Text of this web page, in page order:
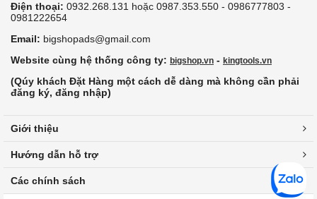
Điện thoại: 0932.268.131 hoặc 0987.353.550 - 0986777803 -
0981222654
Email: bigshopads@gmail.com
Website cùng hệ thống công ty: bigshop.vn - kingtools.vn
(Qúy khách Đặt Hàng một cách dễ dàng mà không cần phải
đăng ký, đăng nhập)
Giới thiệu
Hướng dẫn hỗ trợ
Các chính sách